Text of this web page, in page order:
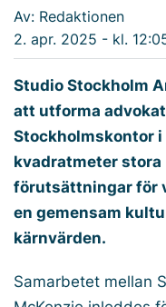
Av: Redaktionen
2. apr. 2025 - kl.
Studio Stockholm
att utforma
Stockholmskontor
kvadratmeter stora
förutsättningar för
en gemensam
kärnvärden.
Samarbetet mellan